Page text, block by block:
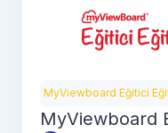
MyViewboard Eğitici
MyViewboard